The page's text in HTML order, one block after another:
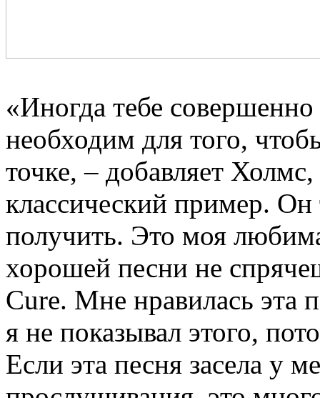
«Иногда тебе
необходим для того,
точке, – добавляет
классический пример. Он
получить. Это моя
хорошей песни не
Cure. Мне нравилась эта
я не показывал этого,
Если эта песня засела у